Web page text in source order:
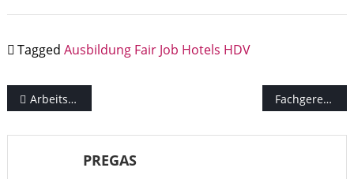
Tagged Ausbildung Fair Job Hotels HDV
Beitragsnavigation
Arbeitszeit wie auf einem Girokonto sparen und verwenden Fachgerechte Entsorgung von Alt- und Frittierfett in der Gastronomie
PREGAS